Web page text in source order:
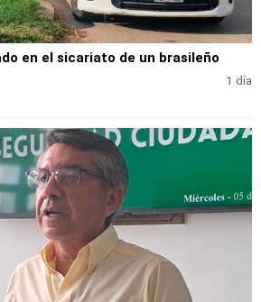
en el sicariato de un brasileño
1 día